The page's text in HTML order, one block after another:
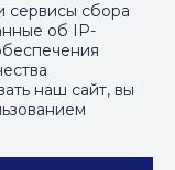
программ», 2023
сервисы сбора
об IP-
наш сайт, вы